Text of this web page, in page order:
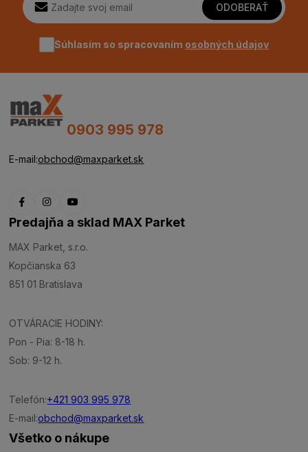
ODOBERAŤ
Súhlasím so spracovaním osobných údajov
0903 995 978
E-mail:obchod@maxparket.sk
Predajňa a sklad MAX Parket
MAX Parket, s.r.o.
Kopčianska 63
851 01 Bratislava
OTVÁRACIE HODINY:
Pon - Pia: 8-18 h.
Sob: 9-12 h.
Telefón:+421 903 995 978
E-mail:obchod@maxparket.sk
Všetko o nákupe